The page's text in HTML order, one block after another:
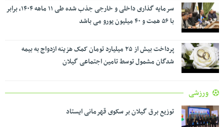
سرمایه گذاری داخلی و خارجی جذب شده طی ۱۱ ماهه ۱۴۰۴، برابر
با ۵۶ همت و ۴۰ میلیون یورو می باشد
پرداخت بیش از ۲۵ میلیارد تومان کمک هزینه ازدواج به بیمه
شدگان مشمول توسط تامین اجتماعی گیلان
ورزشی
توزیع برق گیلان بر سکوی قهرمانی ایستاد